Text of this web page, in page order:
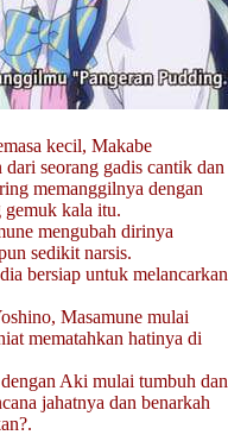
kecil, Makabe
seorang gadis cantik dan
memanggilnya dengan
gemuk kala itu.
mengubah dirinya
sedikit narsis.
bersiap untuk melancarkan
Masamune mulai
mematahkan hatinya di
Aki mulai tumbuh dan
jahatnya dan benarkah